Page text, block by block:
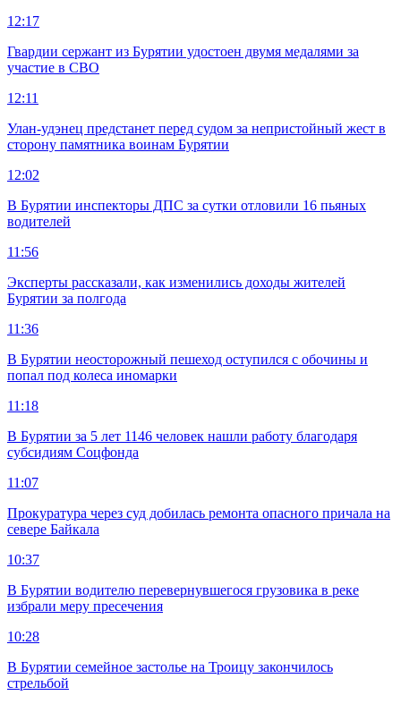
12:17
Гвардии сержант из Бурятии удостоен двумя медалями за
участие в СВО
12:11
Улан-удэнец предстанет перед судом за непристойный жест в
сторону памятника воинам Бурятии
12:02
В Бурятии инспекторы ДПС за сутки отловили 16 пьяных
водителей
11:56
Эксперты рассказали, как изменились доходы жителей
Бурятии за полгода
11:36
В Бурятии неосторожный пешеход оступился с обочины и
попал под колеса иномарки
11:18
В Бурятии за 5 лет 1146 человек нашли работу благодаря
субсидиям Соцфонда
11:07
Прокуратура через суд добилась ремонта опасного причала на
севере Байкала
10:37
В Бурятии водителю перевернувшегося грузовика в реке
избрали меру пресечения
10:28
В Бурятии семейное застолье на Троицу закончилось
стрельбой